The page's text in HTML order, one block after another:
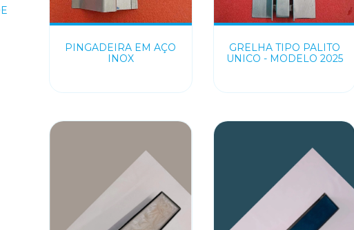
PINGADEIRA EM AÇO
INOX
GRELHA TIPO PALITO
UNICO - MODELO 2025